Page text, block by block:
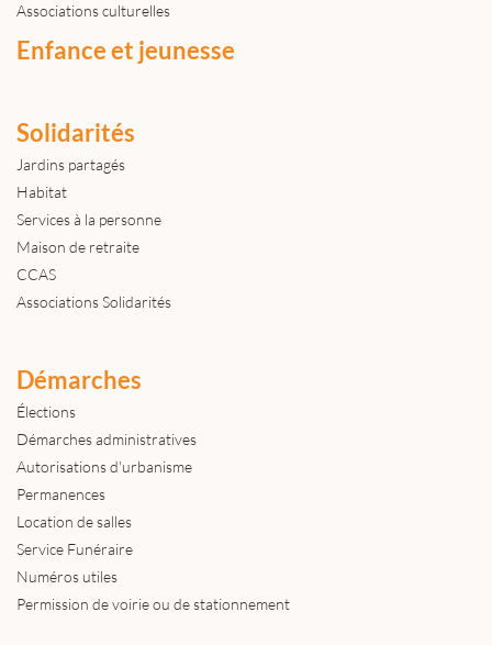
Associations culturelles
Enfance et jeunesse
Solidarités
Jardins partagés
Habitat
Services à la personne
Maison de retraite
CCAS
Associations Solidarités
Démarches
Élections
Démarches administratives
Autorisations d'urbanisme
Permanences
Location de salles
Service Funéraire
Numéros utiles
Permission de voirie ou de stationnement